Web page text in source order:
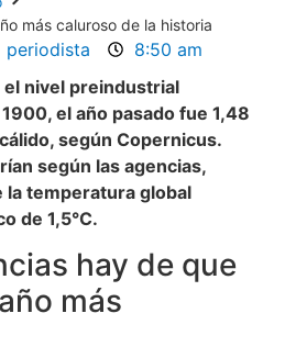
más caluroso de la historia
periodista
8:50 am
el nivel preindustrial
el año pasado fue 1,48
según Copernicus.
según las agencias,
temperatura global
de 1,5°C.
hay de que
más